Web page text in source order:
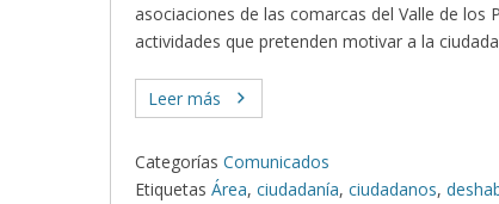
asociaciones de las comarcas del Valle de los
actividades que pretenden motivar a la
Leer más
Categorías Comunicados
Etiquetas Área, ciudadanía, ciudadanos,